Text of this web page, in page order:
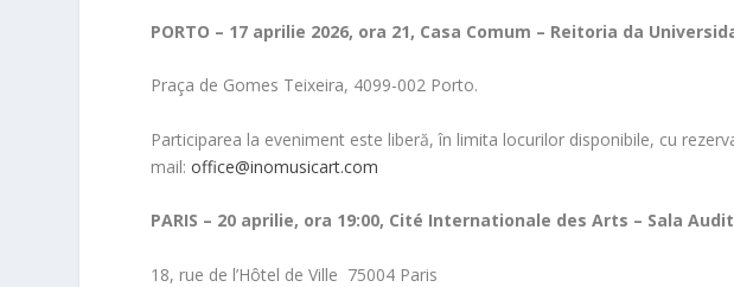
PORTO – 17 aprilie 2026, ora 21, Casa Comum – Reitoria da
Praça de Gomes Teixeira, 4099-002 Porto.
Participarea la eveniment este liberă, în limita locurilor disponibile, cu
mail:office@inomusicart.com
PARIS – 20 aprilie, ora 19:00, Cité Internationale des Arts – Sala
18, rue de l’Hôtel de Ville 75004 Paris